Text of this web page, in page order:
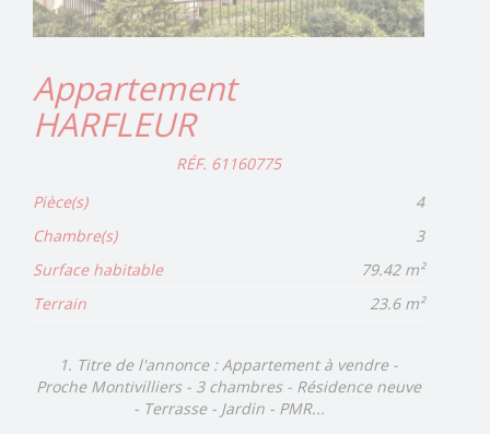
Appartement
HARFLEUR
RÉF. 61160775
Pièce(s)
4
Chambre(s)
3
Surface habitable
79.42 m²
Terrain
23.6 m²
1. Titre de l'annonce : Appartement à vendre -
Proche Montivilliers - 3 chambres - Résidence neuve
- Terrasse - Jardin - PMR...